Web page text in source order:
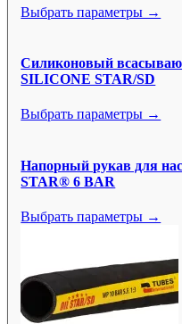
Выбрать параметры →
Силиконовый
SILICONE STAR/SD
Выбрать параметры →
Напорный рукав для
STAR® 6 BAR
Выбрать параметры →